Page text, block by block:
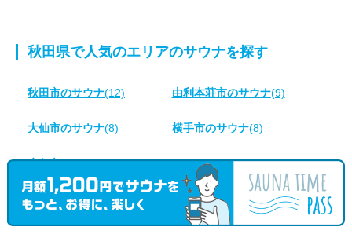
秋田県で人気のエリアのサウナを探す
秋田市のサウナ(12) 由利本荘市のサウナ(9)
大仙市のサウナ(8) 横手市のサウナ(8)
鹿角市のサウナ(8)